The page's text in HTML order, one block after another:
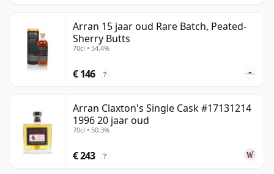
Arran 15 jaar oud Rare Batch, Peated-
Sherry Butts
70cl • 54.4%
€ 146 ?
Arran Claxton's Single Cask #17131214
1996 20 jaar oud
70cl • 50.3%
€ 243 ?